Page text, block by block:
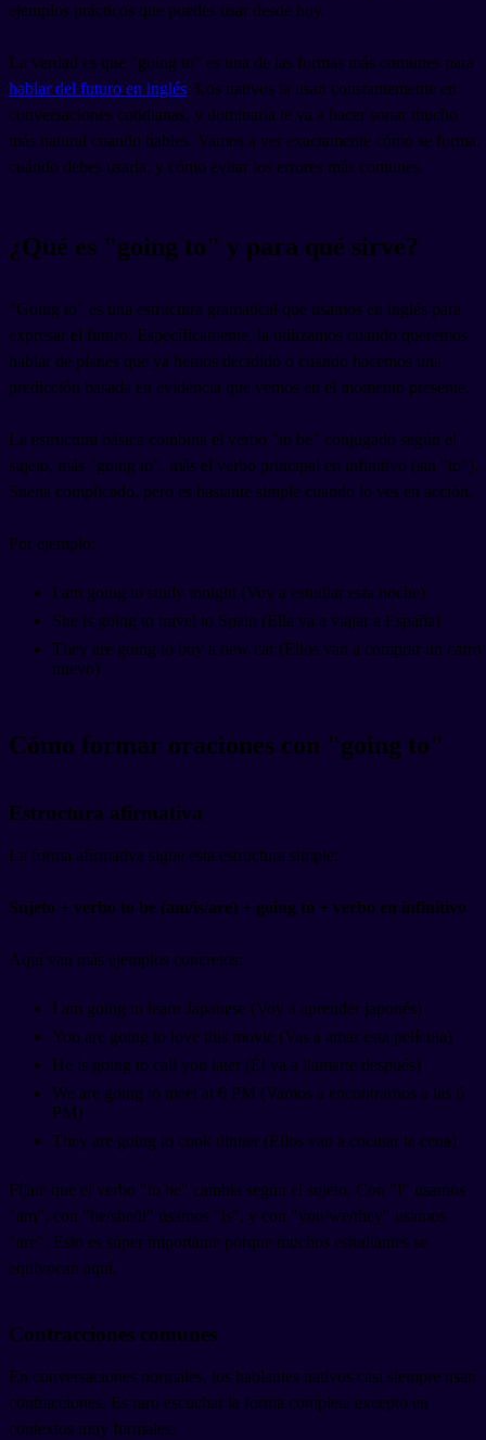
ejemplos prácticos que puedes usar desde hoy.
La verdad es que "going to" es una de las formas más comunes para
hablar del futuro en inglés. Los nativos la usan constantemente en
conversaciones cotidianas, y dominarla te va a hacer sonar mucho
más natural cuando hables. Vamos a ver exactamente cómo se forma,
cuándo debes usarla, y cómo evitar los errores más comunes.
¿Qué es "going to" y para qué sirve?
"Going to" es una estructura gramatical que usamos en inglés para
expresar el futuro. Específicamente, la utilizamos cuando queremos
hablar de planes que ya hemos decidido o cuando hacemos una
predicción basada en evidencia que vemos en el momento presente.
La estructura básica combina el verbo "to be" conjugado según el
sujeto, más "going to", más el verbo principal en infinitivo (sin "to").
Suena complicado, pero es bastante simple cuando lo ves en acción.
Por ejemplo:
I am going to study tonight (Voy a estudiar esta noche)
She is going to travel to Spain (Ella va a viajar a España)
They are going to buy a new car (Ellos van a comprar un carro
nuevo)
Cómo formar oraciones con "going to"
Estructura afirmativa
La forma afirmativa sigue esta estructura simple:
Sujeto + verbo to be (am/is/are) + going to + verbo en infinitivo
Aquí van más ejemplos concretos:
I am going to learn Japanese (Voy a aprender japonés)
You are going to love this movie (Vas a amar esta película)
He is going to call you later (Él va a llamarte después)
We are going to meet at 6 PM (Vamos a encontrarnos a las 6
PM)
They are going to cook dinner (Ellos van a cocinar la cena)
Fíjate que el verbo "to be" cambia según el sujeto. Con "I" usamos
"am", con "he/she/it" usamos "is", y con "you/we/they" usamos
"are". Esto es súper importante porque muchos estudiantes se
equivocan aquí.
Contracciones comunes
En conversaciones normales, los hablantes nativos casi siempre usan
contracciones. Es raro escuchar la forma completa excepto en
contextos muy formales: